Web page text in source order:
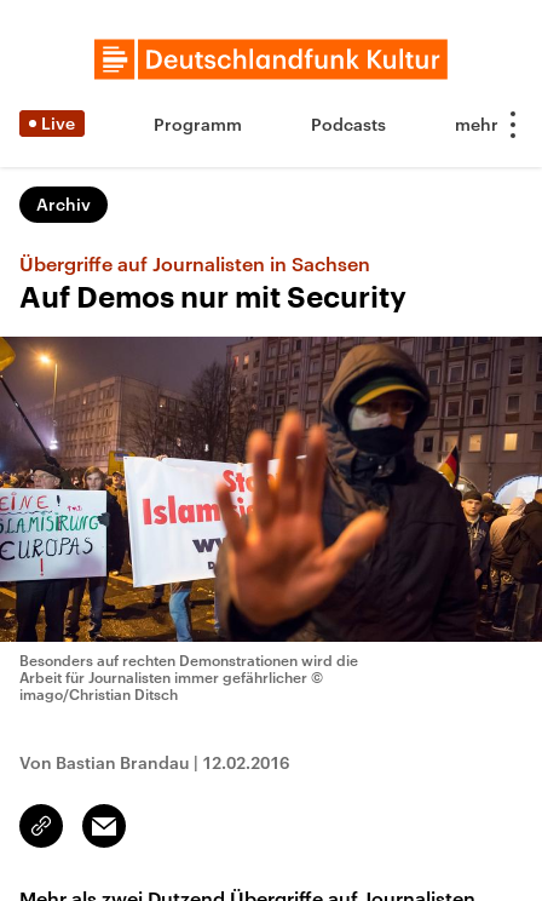
Live Programm Podcasts
Archiv
Übergriffe auf Journalisten in Sachsen
Auf Demos nur mit Security
Besonders auf rechten Demonstrationen wird die
Arbeit für Journalisten immer gefährlicher ©
imago/Christian Ditsch
Von Bastian Brandau | 12.02.2016
Link
kopieren/teilen
Email